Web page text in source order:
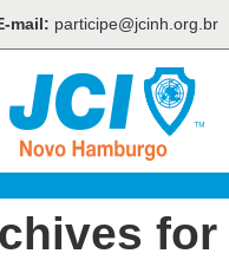
mail: participe@jcinh.org.br
for